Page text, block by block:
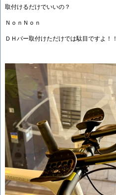
取付けるだけでいいの？
ＮｏｎＮｏｎ
ＤＨバー取付けただけでは駄目ですよ！！